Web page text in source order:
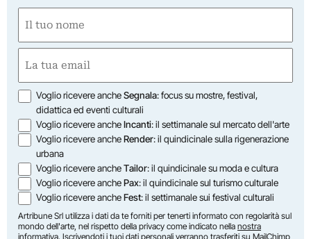
(Obbligatorio)
Nome
(Obbligatorio)
Opzioni
Voglio ricevere ancheSegnala: focus su mostre, festival,
didattica ed eventi culturali
Voglio ricevere ancheIncanti: il settimanale sul mercato dell'arte
Voglio ricevere ancheRender: il quindicinale sulla rigenerazione
urbana
Voglio ricevere ancheTailor: il quindicinale su moda e cultura
Voglio ricevere anchePax: il quindicinale sul turismo culturale
Voglio ricevere ancheFest: il settimanale sui festival culturali
Artribune Srl utilizza i dati da te forniti per tenerti informato con regolarità sul
mondo dell'arte, nel rispetto della privacy come indicato nella nostra
informativa. Iscrivendoti i tuoi dati personali verranno trasferiti su MailChimp